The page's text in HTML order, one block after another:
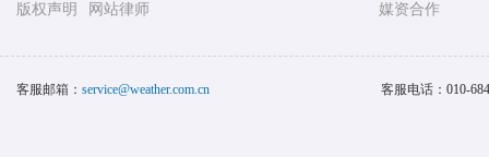
版权声明
网站律师
媒资合作
客服邮箱： service@weather.com.cn 客服电话： 010-